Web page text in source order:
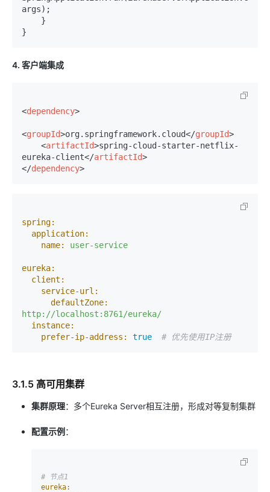
args);
4. 客户端集成
<dependency>
<groupId>org.springframework.cloud</groupId>
<artifactId>spring-cloud-starter-netflix-
eureka-client</artifactId>
</dependency>
spring:
application:
name:
user-service
eureka:
client:
service-url:
defaultZone:
http://localhost:8761/eureka/
instance:
prefer-ip-address:
true # 优先使用IP注册
3.1.5 高可用集群
集群原理：多个Eureka Server相互注册，形成对等复制集群
配置示例 ：
# 节点1
eureka: